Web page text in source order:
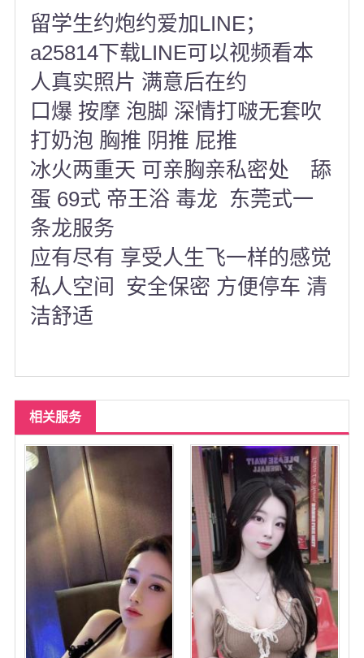
丹佛
菲尼克斯
留学生约炮约爱加LINE；
a25814下载LINE可以视频看本
人真实照片 满意后在约
口爆 按摩 泡脚 深情打啵无套吹
打奶泡 胸推 阴推 屁推
冰火两重天 可亲胸亲私密处 舔
蛋 69式 帝王浴 毒龙 东莞式一
条龙服务
应有尽有 享受人生飞一样的感觉
私人空间 安全保密 方便停车 清
洁舒适
相关服务